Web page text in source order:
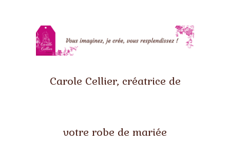
Carole Cellier, créatrice de
votre robe de mariée